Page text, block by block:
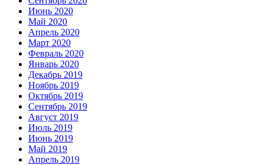
Июнь 2020
Май 2020
Апрель 2020
Март 2020
Февраль 2020
Январь 2020
Декабрь 2019
Ноябрь 2019
Октябрь 2019
Сентябрь 2019
Август 2019
Июль 2019
Июнь 2019
Май 2019
Апрель 2019